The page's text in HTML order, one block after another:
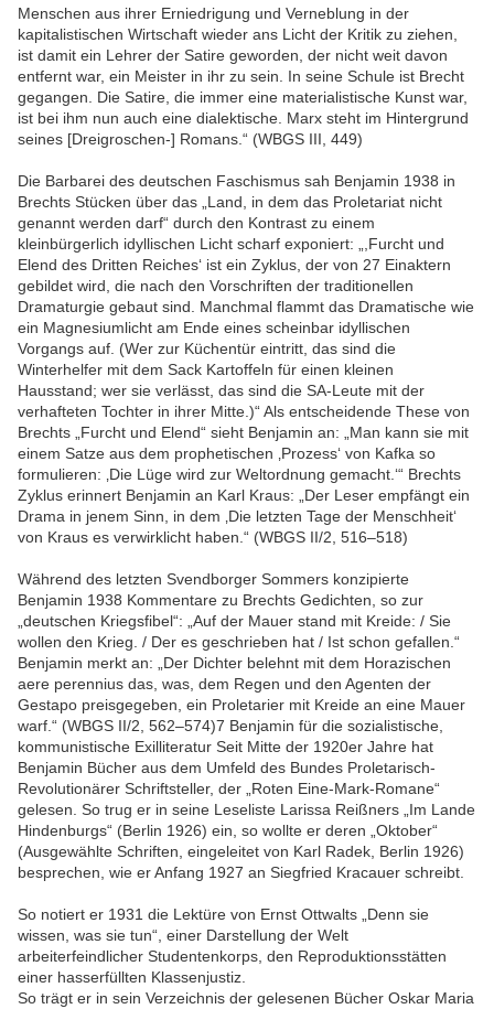
Menschen aus ihrer Erniedrigung und Verneblung in der
kapitalistischen Wirtschaft wieder ans Licht der Kritik zu ziehen,
ist damit ein Lehrer der Satire geworden, der nicht weit davon
entfernt war, ein Meister in ihr zu sein. In seine Schule ist Brecht
gegangen. Die Satire, die immer eine materialistische Kunst war,
ist bei ihm nun auch eine dialektische. Marx steht im Hintergrund
seines [Dreigroschen-] Romans.“ (WBGS III, 449)
Die Barbarei des deutschen Faschismus sah Benjamin 1938 in
Brechts Stücken über das „Land, in dem das Proletariat nicht
genannt werden darf“ durch den Kontrast zu einem
kleinbürgerlich idyllischen Licht scharf exponiert: „,Furcht und
Elend des Dritten Reiches‘ ist ein Zyklus, der von 27 Einaktern
gebildet wird, die nach den Vorschriften der traditionellen
Dramaturgie gebaut sind. Manchmal flammt das Dramatische wie
ein Magnesiumlicht am Ende eines scheinbar idyllischen
Vorgangs auf. (Wer zur Küchentür eintritt, das sind die
Winterhelfer mit dem Sack Kartoffeln für einen kleinen
Hausstand; wer sie verlässt, das sind die SA-Leute mit der
verhafteten Tochter in ihrer Mitte.)“ Als entscheidende These von
Brechts „Furcht und Elend“ sieht Benjamin an: „Man kann sie mit
einem Satze aus dem prophetischen ‚Prozess‘ von Kafka so
formulieren: ‚Die Lüge wird zur Weltordnung gemacht.‘“ Brechts
Zyklus erinnert Benjamin an Karl Kraus: „Der Leser empfängt ein
Drama in jenem Sinn, in dem ‚Die letzten Tage der Menschheit‘
von Kraus es verwirklicht haben.“ (WBGS II/2, 516–518)
Während des letzten Svendborger Sommers konzipierte
Benjamin 1938 Kommentare zu Brechts Gedichten, so zur
„deutschen Kriegsfibel“: „Auf der Mauer stand mit Kreide: / Sie
wollen den Krieg. / Der es geschrieben hat / Ist schon gefallen.“
Benjamin merkt an: „Der Dichter belehnt mit dem Horazischen
aere perennius das, was, dem Regen und den Agenten der
Gestapo preisgegeben, ein Proletarier mit Kreide an eine Mauer
warf.“ (WBGS II/2, 562–574)7 Benjamin für die sozialistische,
kommunistische Exilliteratur Seit Mitte der 1920er Jahre hat
Benjamin Bücher aus dem Umfeld des Bundes Proletarisch-
Revolutionärer Schriftsteller, der „Roten Eine-Mark-Romane“
gelesen. So trug er in seine Leseliste Larissa Reißners „Im Lande
Hindenburgs“ (Berlin 1926) ein, so wollte er deren „Oktober“
(Ausgewählte Schriften, eingeleitet von Karl Radek, Berlin 1926)
besprechen, wie er Anfang 1927 an Siegfried Kracauer schreibt.
So notiert er 1931 die Lektüre von Ernst Ottwalts „Denn sie
wissen, was sie tun“, einer Darstellung der Welt
arbeiterfeindlicher Studentenkorps, den Reproduktionsstätten
einer hasserfüllten Klassenjustiz.
So trägt er in sein Verzeichnis der gelesenen Bücher Oskar Maria